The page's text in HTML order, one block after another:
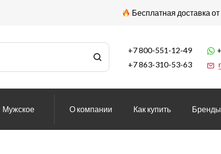
Бесплатная доставка
+7 800-551-12-49
+7 863-310-53-63
Мужское О компании Как купить Бренды